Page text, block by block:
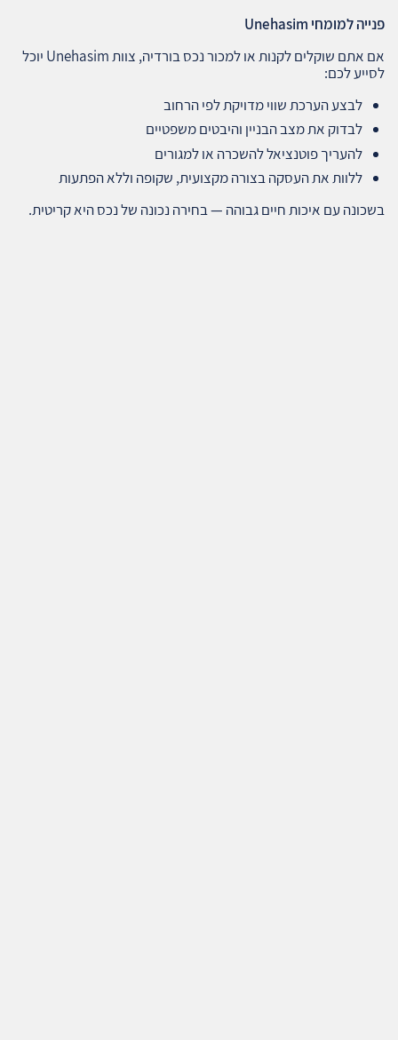
פנייה למומחי
אם אתם שוקלים לקנות או למכור נכס בורדיה, צוות Unehasim יוכל
לסייע לכם:
לבצע הערכת שווי מדויקת לפי הרחוב
לבדוק את מצב הבניין והיבטים משפטיים
להעריך פוטנציאל להשכרה או למגורים
ללוות את העסקה בצורה מקצועית, שקופה וללא הפתעות
בשכונה עם איכות חיים גבוהה — בחירה נכונה של נכס היא קריטית.